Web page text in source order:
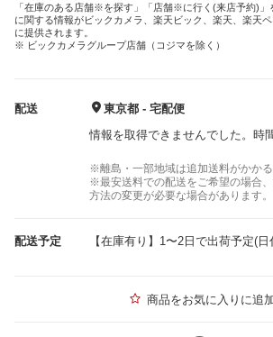
「在庫のある店舗※を探す」「店舗※に行く(来店予約)」
に関する情報がビックカメラ、楽天ビック、楽天、楽天
に提供されます。
※ ビックカメラグループ店舗（コジマを除く）
配送
東京都 - 宅配便
情報を取得できませんでした。時
※離島・一部地域は追加送料がかかる
※最安送料での配送をご希望の場合
方法の変更が必要な場合があります。
配送予定 【在庫有り】1〜2日で出荷予定(
商品をお気に入りに追